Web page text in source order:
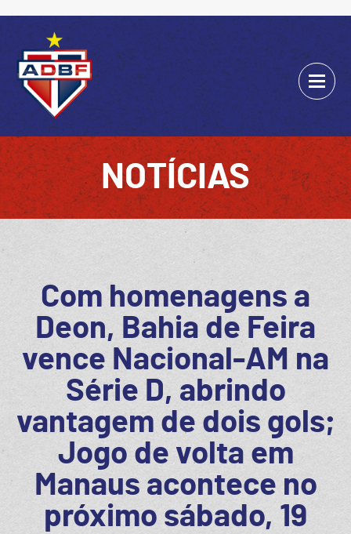
NOTÍCIAS
Com homenagens a
Deon, Bahia de Feira
vence Nacional-AM na
Série D, abrindo
vantagem de dois gols;
Jogo de volta em
Manaus acontece no
próximo sábado, 19